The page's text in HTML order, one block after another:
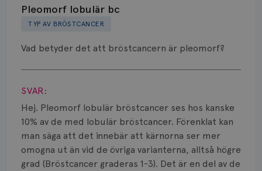
TYP AV BRÖSTCANCER
Pleomorf lobulär bc
Vad betyder det att bröstcancern är pleomorf?
Visa svar
SVAR:
Hej. Pleomorf lobulär bröstcancer ses hos kanske
10% av de med lobulär bröstcancer. Förenklat kan
man säga att det innebär att kärnorna ser mer
omogna ut än vid de övriga varianterna, alltså högre
grad (Bröstcancer graderas 1-3). Det är en del av de
Biopsi
Biverkningar
Bröstvårta
Läkemedel
Typ av bröstcancer
Smärta